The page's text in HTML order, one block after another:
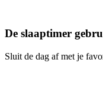
De slaaptimer
Sluit de dag af met je